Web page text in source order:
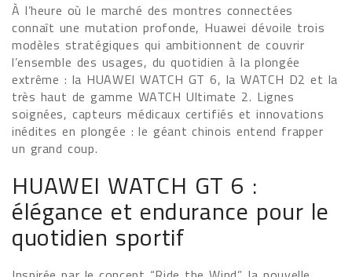
À l’heure où le marché des montres connectées
connaît une mutation profonde, Huawei dévoile trois
modèles stratégiques qui ambitionnent de couvrir
l’ensemble des usages, du quotidien à la plongée
extrême : la HUAWEI WATCH GT 6, la WATCH D2 et la
très haut de gamme WATCH Ultimate 2. Lignes
soignées, capteurs médicaux certifiés et innovations
inédites en plongée : le géant chinois entend frapper
un grand coup.
HUAWEI WATCH GT 6 :
élégance et endurance pour le
quotidien sportif